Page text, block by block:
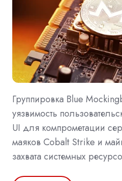
Группировка Blue
уязвимость
UI для компрометации
маяков Cobalt Strike и
захвата системных